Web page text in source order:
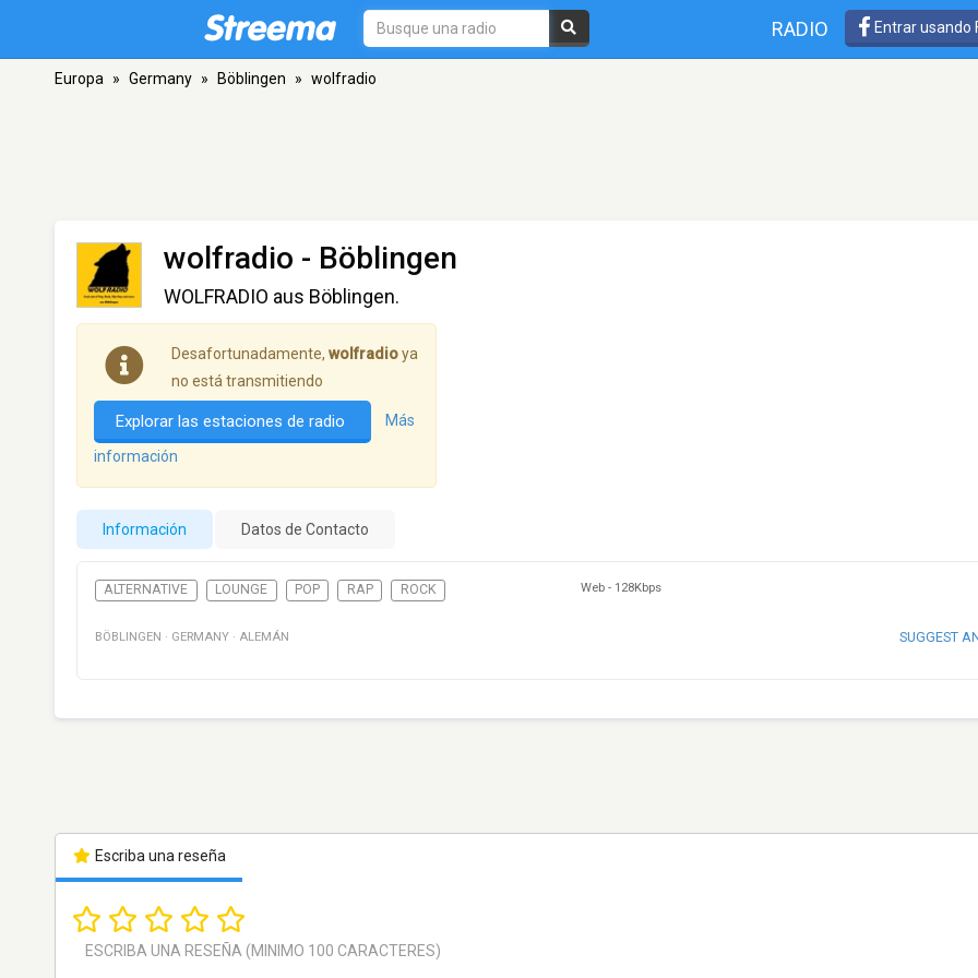
RADIO Entrar usando
Europa » Germany » Böblingen » wolfradio
wolfradio - Böblingen
WOLFRADIO aus Böblingen.
Desafortunadamente, wolfradioya
no está transmitiendo
Explorar las estaciones de radio Más
información
Información Datos de Contacto
ALTERNATIVE LOUNGE POP RAP ROCK Web - 128Kbps
BÖBLINGEN · GERMANY · ALEMÁN SUGGEST
Escriba una reseña